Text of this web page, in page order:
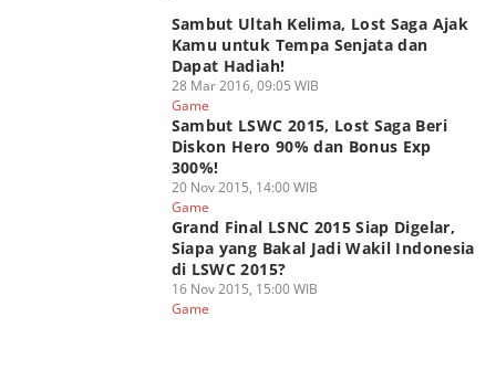
Sambut Ultah Kelima, Lost Saga Ajak
Kamu untuk Tempa Senjata dan
Dapat Hadiah!
28 Mar 2016, 09:05 WIB
Game
Sambut LSWC 2015, Lost Saga Beri
Diskon Hero 90% dan Bonus Exp
300%!
20 Nov 2015, 14:00 WIB
Game
Grand Final LSNC 2015 Siap Digelar,
Siapa yang Bakal Jadi Wakil Indonesia
di LSWC 2015?
16 Nov 2015, 15:00 WIB
Game